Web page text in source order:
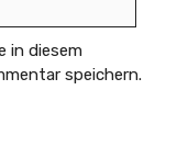
in diesem
speichern.